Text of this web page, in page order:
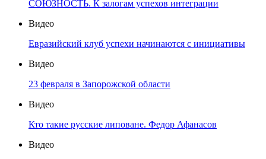
СОЮЗНОСТЬ. К залогам успехов интеграции
Видео
Евразийский клуб успехи начинаются с инициативы
Видео
23 февраля в Запорожской области
Видео
Кто такие русские липоване. Федор Афанасов
Видео